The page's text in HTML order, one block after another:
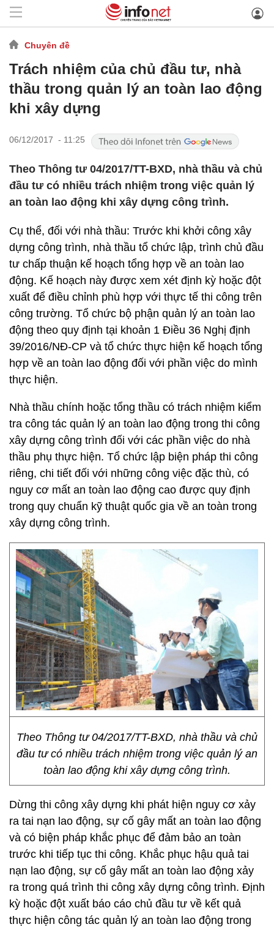
Chuyên đề
Trách nhiệm của chủ đầu tư, nhà
thầu trong quản lý an toàn lao động
khi xây dựng
06/12/2017 - 11:25
Theo Thông tư 04/2017/TT-BXD, nhà thầu và chủ
đầu tư có nhiều trách nhiệm trong việc quản lý
an toàn lao động khi xây dựng công trình.
Cụ thể, đối với nhà thầu: Trước khi khởi công xây
dựng công trình, nhà thầu tổ chức lập, trình chủ đầu
tư chấp thuận kế hoạch tổng hợp về an toàn lao
động. Kế hoạch này được xem xét định kỳ hoặc đột
xuất để điều chỉnh phù hợp với thực tế thi công trên
công trường. Tổ chức bộ phận quản lý an toàn lao
động theo quy định tại khoản 1 Điều 36 Nghị định
39/2016/NĐ-CP và tổ chức thực hiện kế hoạch tổng
hợp về an toàn lao động đối với phần việc do mình
thực hiện.
Nhà thầu chính hoặc tổng thầu có trách nhiệm kiểm
tra công tác quản lý an toàn lao động trong thi công
xây dựng công trình đối với các phần việc do nhà
thầu phụ thực hiện. Tổ chức lập biện pháp thi công
riêng, chi tiết đối với những công việc đặc thù, có
nguy cơ mất an toàn lao động cao được quy định
trong quy chuẩn kỹ thuật quốc gia về an toàn trong
xây dựng công trình.
Theo Thông tư 04/2017/TT-BXD, nhà thầu và chủ
đầu tư có nhiều trách nhiệm trong việc quản lý an
toàn lao động khi xây dựng công trình.
Dừng thi công xây dựng khi phát hiện nguy cơ xảy
ra tai nạn lao động, sự cố gây mất an toàn lao động
và có biện pháp khắc phục để đảm bảo an toàn
trước khi tiếp tục thi công. Khắc phục hậu quả tai
nạn lao động, sự cố gây mất an toàn lao động xảy
ra trong quá trình thi công xây dựng công trình. Định
kỳ hoặc đột xuất báo cáo chủ đầu tư về kết quả
thực hiện công tác quản lý an toàn lao động trong